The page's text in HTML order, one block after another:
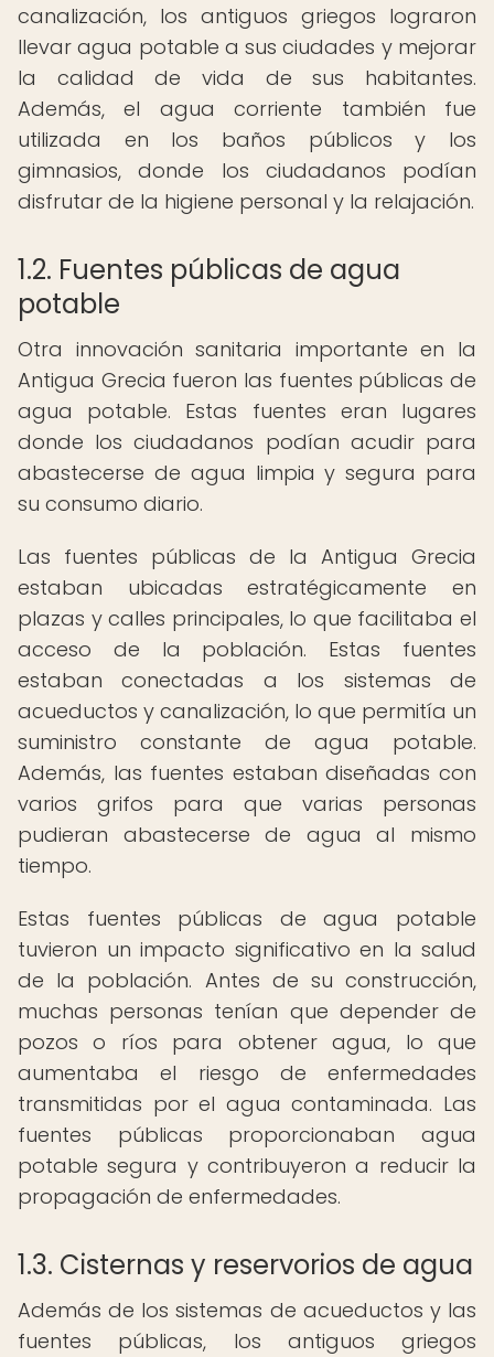
canalización, los antiguos griegos lograron
llevar agua potable a sus ciudades y mejorar
la calidad de vida de sus habitantes.
Además, el agua corriente también fue
utilizada en los baños públicos y los
gimnasios, donde los ciudadanos podían
disfrutar de la higiene personal y la relajación.
1.2. Fuentes públicas de agua
potable
Otra innovación sanitaria importante en la
Antigua Grecia fueron las fuentes públicas de
agua potable. Estas fuentes eran lugares
donde los ciudadanos podían acudir para
abastecerse de agua limpia y segura para
su consumo diario.
Las fuentes públicas de la Antigua Grecia
estaban ubicadas estratégicamente en
plazas y calles principales, lo que facilitaba el
acceso de la población. Estas fuentes
estaban conectadas a los sistemas de
acueductos y canalización, lo que permitía un
suministro constante de agua potable.
Además, las fuentes estaban diseñadas con
varios grifos para que varias personas
pudieran abastecerse de agua al mismo
tiempo.
Estas fuentes públicas de agua potable
tuvieron un impacto significativo en la salud
de la población. Antes de su construcción,
muchas personas tenían que depender de
pozos o ríos para obtener agua, lo que
aumentaba el riesgo de enfermedades
transmitidas por el agua contaminada. Las
fuentes públicas proporcionaban agua
potable segura y contribuyeron a reducir la
propagación de enfermedades.
1.3. Cisternas y reservorios de agua
Además de los sistemas de acueductos y las
fuentes públicas, los antiguos griegos